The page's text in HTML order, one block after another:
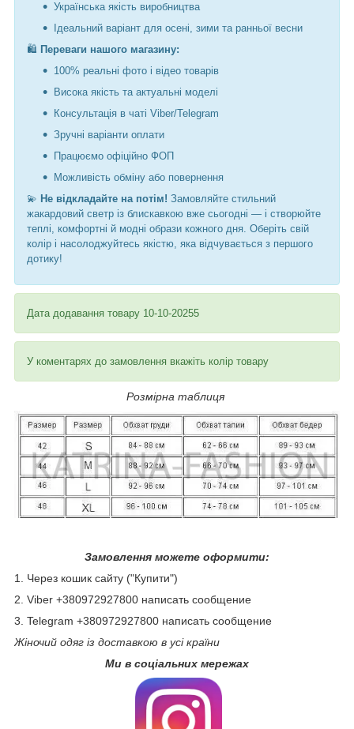
Українська якість виробництва
Ідеальний варіант для осені, зими та ранньої весни
🛍️ Переваги нашого магазину:
100% реальні фото і відео товарів
Висока якість та актуальні моделі
Консультація в чаті Viber/Telegram
Зручні варіанти оплати
Працюємо офіційно ФОП
Можливість обміну або повернення
💫 Не відкладайте на потім! Замовляйте стильний
жакардовий светр із блискавкою вже сьогодні — і створюйте
теплі, комфортні й модні образи кожного дня. Оберіть свій
колір і насолоджуйтесь якістю, яка відчувається з першого
дотику!
Дата додавання товару 10-10-20255
У коментарях до замовлення вкажіть колір товару
Розмірна таблиця
Замовлення можете оформити:
1. Через кошик сайту ("Купити")
2. Viber +380972927800 написать сообщение
3. Telegram +380972927800 написать сообщение
Жіночий одяг із доставкою в усі країни
Ми в соціальних мережах